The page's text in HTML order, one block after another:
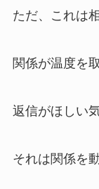
ただ、これは
関係が温度を
返信がほしい
それは関係を